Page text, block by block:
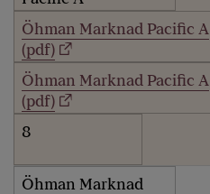
Öhman Marknad Pacific A
(pdf)
Öhman Marknad Pacific A
(pdf)
8
Öhman Marknad